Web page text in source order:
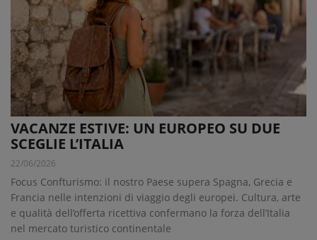
VACANZE ESTIVE: UN EUROPEO SU DUE
SCEGLIE L’ITALIA
22/06/2026
Focus Confturismo: il nostro Paese supera Spagna, Grecia e
Francia nelle intenzioni di viaggio degli europei. Cultura, arte
e qualità dell’offerta ricettiva confermano la forza dell’Italia
nel mercato turistico continentale